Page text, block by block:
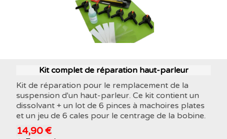
Kit complet de réparation haut-parleur
Kit de réparation pour le remplacement de la
suspension d'un haut-parleur. Ce kit contient un
dissolvant + un lot de 6 pinces à machoires plates
et un jeu de 6 cales pour le centrage de la bobine.
14,90 €